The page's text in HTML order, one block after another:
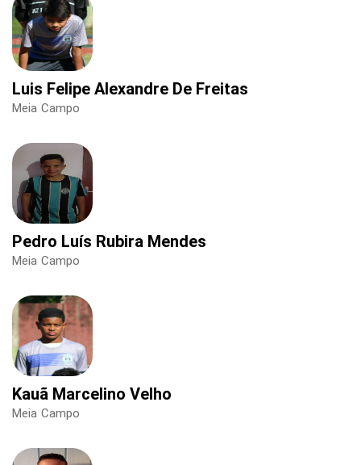
Luis Felipe Alexandre De Freitas
Meia Campo
Pedro Luís Rubira Mendes
Meia Campo
Kauã Marcelino Velho
Meia Campo